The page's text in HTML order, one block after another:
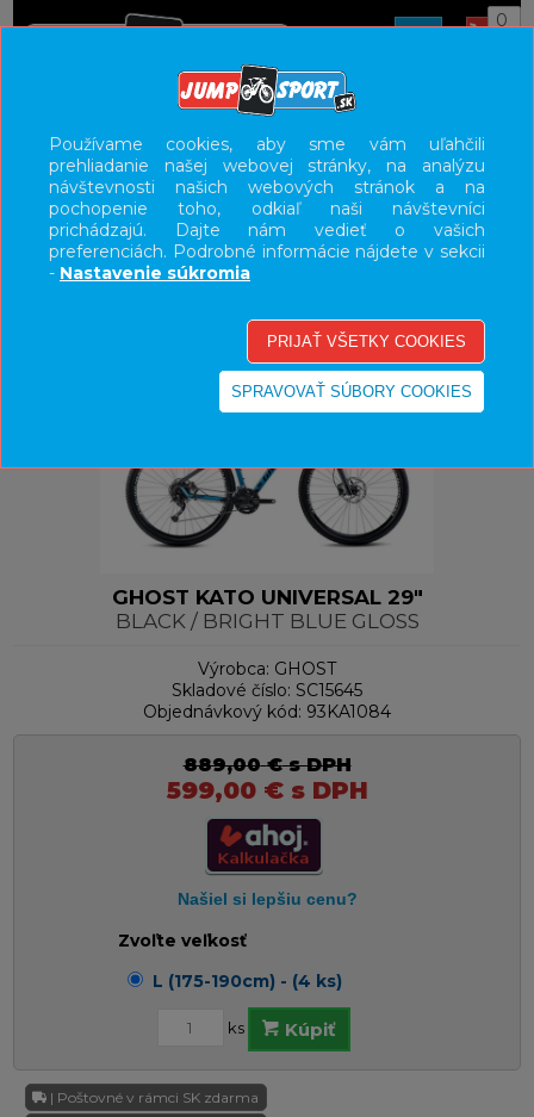
0
UŽÍVATEĽSKÝ PANEL
KATEGÓRIE
HLAVNÉ MENU
-33%
GHOST KATO UNIVERSAL 29"
BLACK / BRIGHT BLUE GLOSS
Výrobca: GHOST
Skladové číslo: SC15645
Objednávkový kód: 93KA1084
889,00 €s DPH
599,00 €s DPH
Zvoľte veľkosť
L (175-190cm) - (4 ks)
ks Kúpiť
| Poštovné v rámci SK zdarma
Používame cookies, aby sme vám uľahčili
prehliadanie našej webovej stránky, na analýzu
návštevnosti našich webových stránok a na
pochopenie toho, odkiaľ naši návštevníci
prichádzajú. Dajte nám vedieť o vašich
preferenciách. Podrobné informácie nájdete v sekcii
- Nastavenie súkromia